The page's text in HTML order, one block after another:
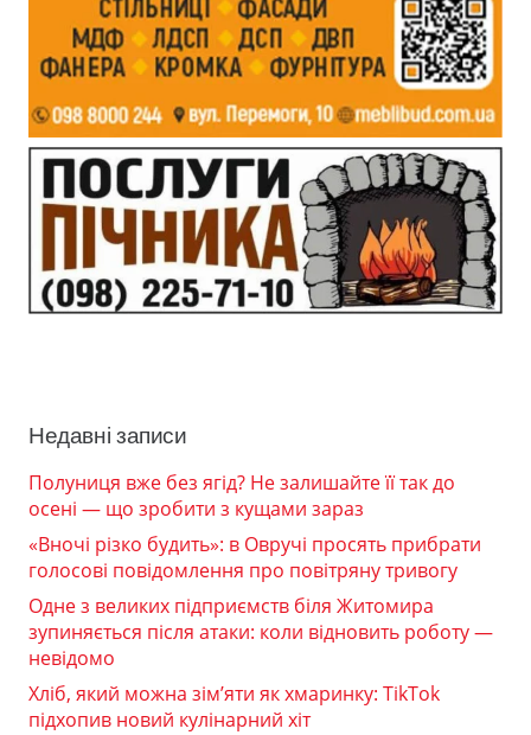
Недавні записи
Полуниця вже без ягід? Не залишайте її так до
осені — що зробити з кущами зараз
«Вночі різко будить»: в Овручі просять прибрати
голосові повідомлення про повітряну тривогу
Одне з великих підприємств біля Житомира
зупиняється після атаки: коли відновить роботу —
невідомо
Хліб, який можна зім’яти як хмаринку: TikTok
підхопив новий кулінарний хіт